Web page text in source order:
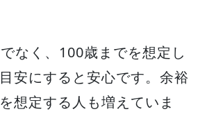
なく、100歳までを想定し
安にすると安心です。余裕
想定する人も増えていま